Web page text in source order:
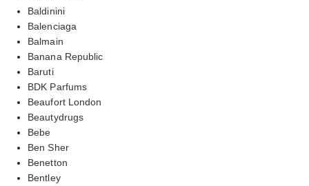
Baldinini
Balenciaga
Balmain
Banana Republic
Baruti
BDK Parfums
Beaufort London
Beautydrugs
Bebe
Ben Sher
Benetton
Bentley